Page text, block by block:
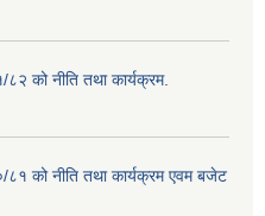
को नीति तथा कार्यक्रम.
को नीति तथा कार्यक्रम एवम बजेट